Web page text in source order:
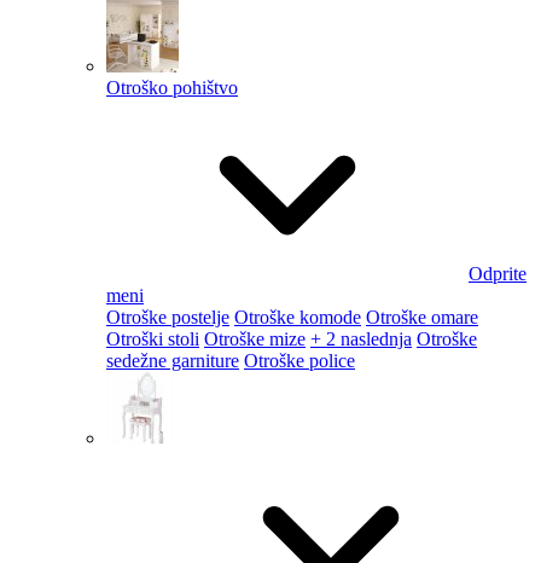
Otroško pohištvo
Odprite
meni
Otroške postelje Otroške komode Otroške omare
Otroški stoli Otroške mize + 2 naslednja Otroške
sedežne garniture Otroške police